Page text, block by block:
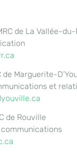
de La Vallée-
de Marguerite-
et
de Rouville